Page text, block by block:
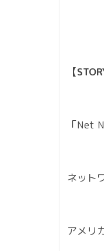
【
「Net
ネット
アメリ